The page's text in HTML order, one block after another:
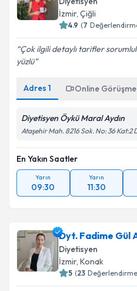
İzmir, Çiğli
4.9 (7
Çok ilgili detaylı tarifler
yüzlü
Adres 1 Online Görüşme
Diyetisyen Öykü Maral Aydın
Ataşehir Mah. 8216 Sok. No: 36 Kat:2
En Yakın Saatler
Yarın
09:30
Yarın
11:30
Dyt. Fadime Gül
Diyetisyen
İzmir, Konak
5 (23